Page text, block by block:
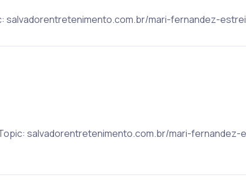
salvadorentretenimento.com.br/mari-fernandez-
salvadorentretenimento.com.br/mari-